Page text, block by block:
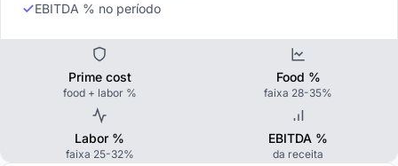
EBITDA % no período
Prime cost
food + labor %
Food %
faixa 28-35%
Labor %
faixa 25-32%
EBITDA %
da receita